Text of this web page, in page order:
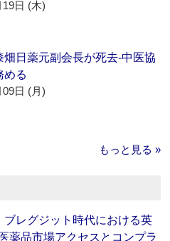
19日 (木)
畑日薬元副会長が死去‐中医協
める
09日 (月)
もっと見る »
ブレグジット時代における英
薬品市場アクセスとコンプラ